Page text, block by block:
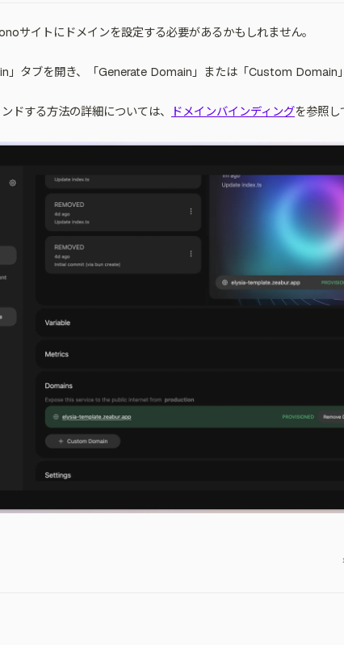
サイトにドメインを設定する必要があるかもしれません。
」タブを開き、「Generate Domain」または「Custom Domain
ドする方法の詳細については、 ドメインバインディングを参照